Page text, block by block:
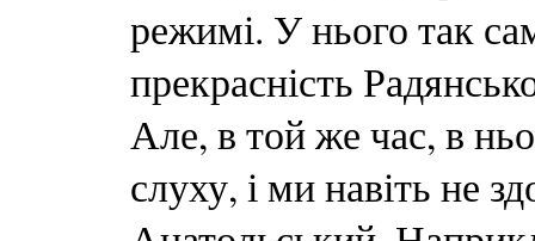
режимі. У нього так
прекрасність
Але, в той же час, в
слуху, і ми навіть не